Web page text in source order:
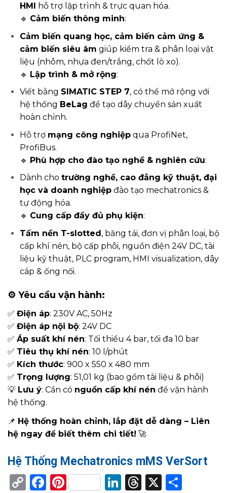
HMI hỗ trợ lập trình & trực quan hóa.
🔹 Cảm biến thông minh:
Cảm biến quang học, cảm biến cảm ứng &
cảm biến siêu âm giúp kiểm tra & phân loại vật
liệu (nhôm, nhựa đen/trắng, chốt lò xo).
🔹 Lập trình & mở rộng:
Viết bằng SIMATIC STEP 7, có thể mở rộng với
hệ thống BeLag để tạo dây chuyền sản xuất
hoàn chỉnh.
Hỗ trợ mạng công nghiệp qua ProfiNet,
ProfiBus.
🔹 Phù hợp cho đào tạo nghề & nghiên cứu:
Dành cho trường nghề, cao đẳng kỹ thuật, đại
học và doanh nghiệp đào tạo mechatronics &
tự động hóa.
🔹 Cung cấp đầy đủ phụ kiện:
Tấm nền T-slotted, băng tải, đơn vị phân loại, bộ
cấp khí nén, bộ cấp phôi, nguồn điện 24V DC, tài
liệu kỹ thuật, PLC program, HMI visualization, dây
cáp & ống nối.
⚙️ Yêu cầu vận hành:
✅ Điện áp: 230V AC, 50Hz
✅ Điện áp nội bộ: 24V DC
✅ Áp suất khí nén: Tối thiểu 4 bar, tối đa 10 bar
✅ Tiêu thụ khí nén: 10 l/phút
✅ Kích thước: 900 x 550 x 480 mm
✅ Trọng lượng: 51,01 kg (bao gồm tài liệu & phôi)
💡 Lưu ý: Cần có nguồn cấp khí nén để vận hành
hệ thống.
📌 Hệ thống hoàn chỉnh, lắp đặt dễ dàng – Liên
hệ ngay để biết thêm chi tiết! 🚀
Hệ Thống Mechatronics mMS VerSort
CopyFacebook
PinterestLinkedIn
Threads
X